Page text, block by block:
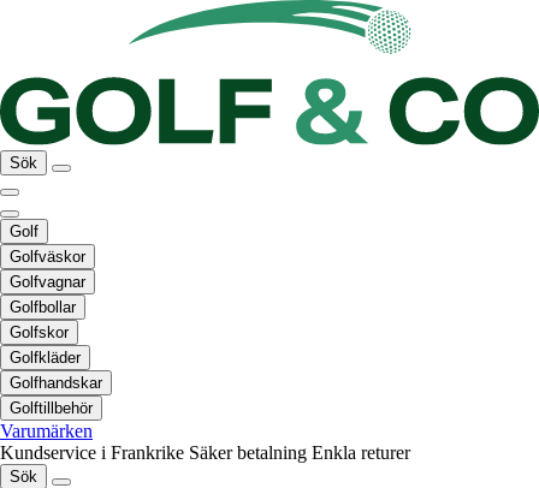
Sök
Golf
Golfväskor
Golfvagnar
Golfbollar
Golfskor
Golfkläder
Golfhandskar
Golftillbehör
Varumärken
Kundservice i Frankrike Säker betalning Enkla returer
Sök